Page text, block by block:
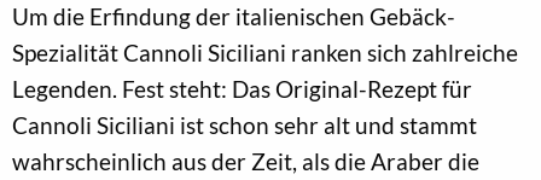
Um die Erfindung der italienischen Gebäck-
Spezialität Cannoli Siciliani ranken sich zahlreiche
Legenden. Fest steht: Das Original-Rezept für
Cannoli Siciliani ist schon sehr alt und stammt
wahrscheinlich aus der Zeit, als die Araber die